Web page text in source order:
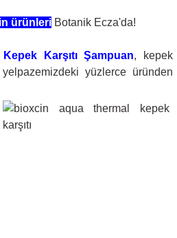
ürünleri Botanik Ecza'da!
Karşıtı Şampuan, kepek
yelpazemizdeki yüzlerce üründen